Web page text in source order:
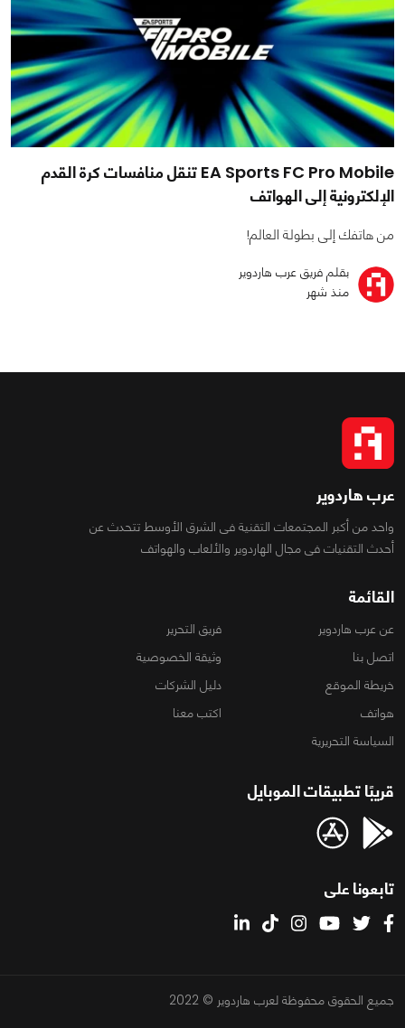
EA Sports FC Pro Mobile تنقل منافسات كرة القدم
الإلكترونية إلى الهواتف
من هاتفك إلى بطولة العالم!
بقلم فريق عرب هاردوير
منذ شهر
عرب هاردوير
واحد من أكبر المجتمعات التقنية فى الشرق الأوسط تتحدث عن
أحدث التقنيات فى مجال الهاردوير والألعاب والهواتف
القائمة
عن عرب هاردوير
فريق التحرير
اتصل بنا
وثيقة الخصوصية
خريطة الموقع
دليل الشركات
هواتف
اكتب معنا
السياسة التحريرية
قريبًا تطبيقات الموبايل
تابعونا على
جميع الحقوق محفوظة لعرب هاردوير © 2022